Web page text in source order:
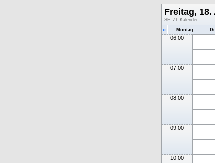
Freitag,
SE_ZL Kalender
« Montag
06:00
07:00
08:00
09:00
10:00